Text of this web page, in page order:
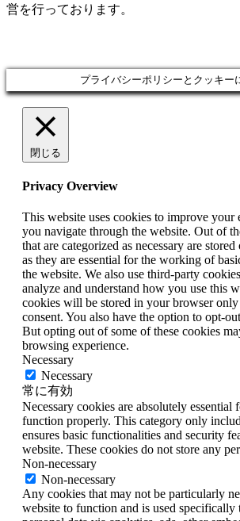
営を行っております。
プライバシーポリシーとクッキー
閉じる
Privacy Overview
This website uses cookies to improve your
you navigate through the website. Out of
that are categorized as necessary are
as they are essential for the working of
the website. We also use third-party
analyze and understand how you use this
cookies will be stored in your browser
consent. You also have the option to opt-
But opting out of some of these cookies
browsing experience.
Necessary
Necessary
常に有効
Necessary cookies are absolutely essential
function properly. This category only
ensures basic functionalities and security
website. These cookies do not store any
Non-necessary
Non-necessary
Any cookies that may not be particularly
website to function and is used specifically